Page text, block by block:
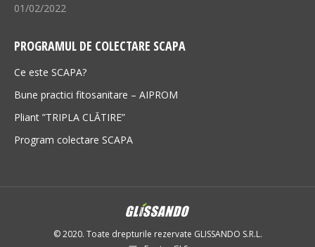
01/02/2022
PROGRAMUL DE COLECTARE SCAPA
Ce este SCAPA?
Bune practici fitosanitare – AIPROM
Pliant ”TRIPLA CLĂTIRE”
Program colectare SCAPA
© 2020. Toate drepturile rezervate GLISSANDO S.R.L.